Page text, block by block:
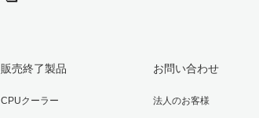
販売終了製品
CPUクーラー
お問い合わせ
法人のお客様